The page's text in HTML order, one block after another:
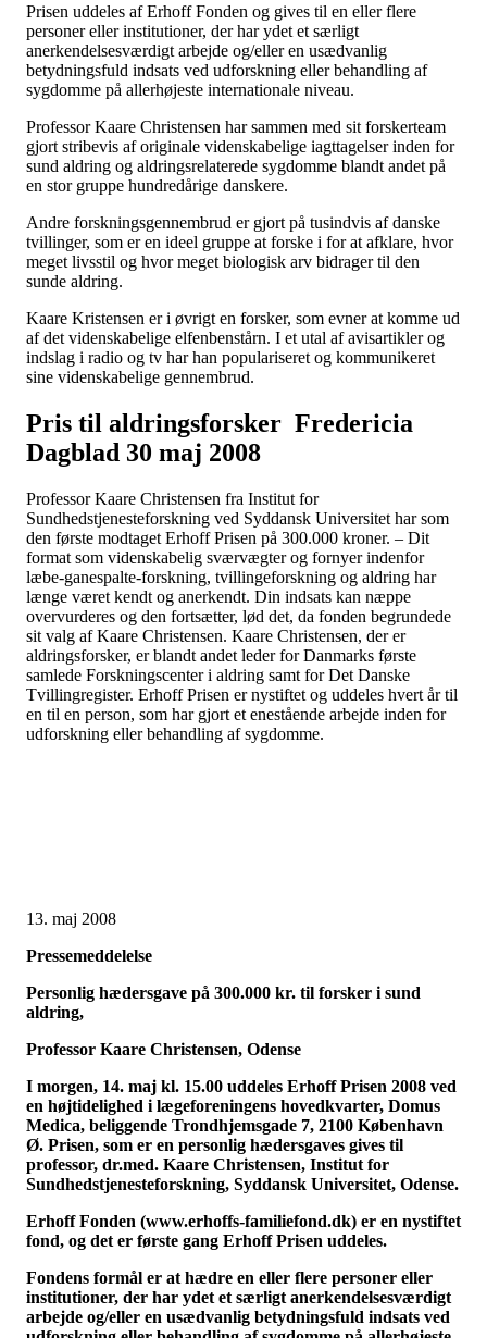
Prisen uddeles af Erhoff Fonden og gives til en eller flere
personer eller institutioner, der har ydet et særligt
anerkendelsesværdigt arbejde og/eller en usædvanlig
betydningsfuld indsats ved udforskning eller behandling af
sygdomme på allerhøjeste internationale niveau.
Professor Kaare Christensen har sammen med sit forskerteam
gjort stribevis af originale videnskabelige iagttagelser inden for
sund aldring og aldringsrelaterede sygdomme blandt andet på
en stor gruppe hundredårige danskere.
Andre forskningsgennembrud er gjort på tusindvis af danske
tvillinger, som er en ideel gruppe at forske i for at afklare, hvor
meget livsstil og hvor meget biologisk arv bidrager til den
sunde aldring.
Kaare Kristensen er i øvrigt en forsker, som evner at komme ud
af det videnskabelige elfenbenstårn. I et utal af avisartikler og
indslag i radio og tv har han populariseret og kommunikeret
sine videnskabelige gennembrud.
Pris til aldringsforsker Fredericia
Dagblad 30 maj 2008
Professor Kaare Christensen fra Institut for
Sundhedstjenesteforskning ved Syddansk Universitet har som
den første modtaget Erhoff Prisen på 300.000 kroner. – Dit
format som videnskabelig sværvægter og fornyer indenfor
læbe-ganespalte-forskning, tvillingeforskning og aldring har
længe været kendt og anerkendt. Din indsats kan næppe
overvurderes og den fortsætter, lød det, da fonden begrundede
sit valg af Kaare Christensen. Kaare Christensen, der er
aldringsforsker, er blandt andet leder for Danmarks første
samlede Forskningscenter i aldring samt for Det Danske
Tvillingregister. Erhoff Prisen er nystiftet og uddeles hvert år til
en til en person, som har gjort et enestående arbejde inden for
udforskning eller behandling af sygdomme.
13. maj 2008
Pressemeddelelse
Personlig hædersgave på 300.000 kr. til forsker i sund
aldring,
Professor Kaare Christensen, Odense
I morgen, 14. maj kl. 15.00 uddeles Erhoff Prisen 2008 ved
en højtidelighed i lægeforeningens hovedkvarter, Domus
Medica, beliggende Trondhjemsgade 7, 2100 København
Ø. Prisen, som er en personlig hædersgaves gives til
professor, dr.med. Kaare Christensen, Institut for
Sundhedstjenesteforskning, Syddansk Universitet, Odense.
Erhoff Fonden (www.erhoffs-familiefond.dk) er en nystiftet
fond, og det er første gang Erhoff Prisen uddeles.
Fondens formål er at hædre en eller flere personer eller
institutioner, der har ydet et særligt anerkendelsesværdigt
arbejde og/eller en usædvanlig betydningsfuld indsats ved